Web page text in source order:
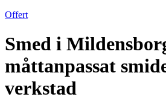
Offert
Smed i
måttanpassat
verkstad